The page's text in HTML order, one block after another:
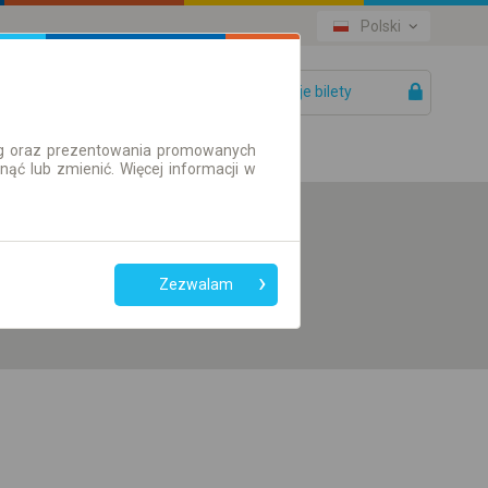
Polski
Twoje bilety
przesiadek
Tylko bilet online
oraz prezentowania promowanych
lub zmienić. Więcej informacji w
Zezwalam